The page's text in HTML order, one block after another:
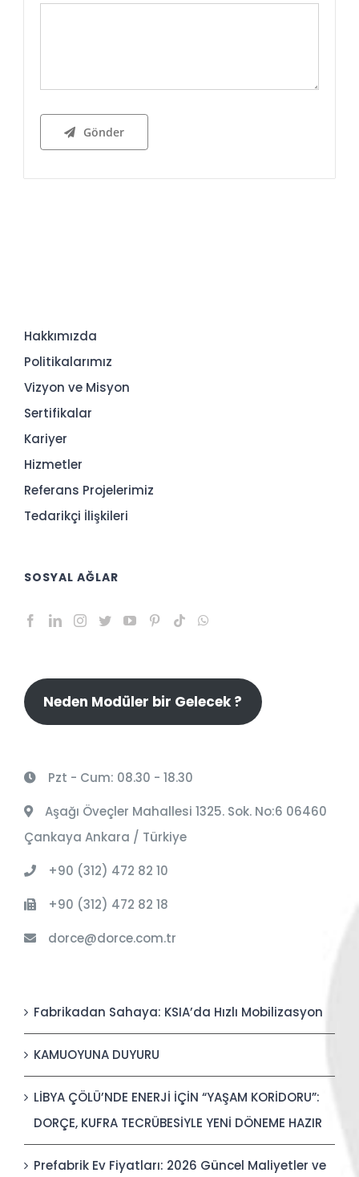
Gönder
Hakkımızda
Politikalarımız
Vizyon ve Misyon
Sertifikalar
Kariyer
Hizmetler
Referans Projelerimiz
Tedarikçi İlişkileri
SOSYAL AĞLAR
Neden Modüler bir Gelecek ?
Pzt - Cum: 08.30 - 18.30
Aşağı Öveçler Mahallesi 1325. Sok. No:6 06460
Çankaya Ankara / Türkiye
+90 (312) 472 82 10
+90 (312) 472 82 18
dorce@dorce.com.tr
Fabrikadan Sahaya: KSIA’da Hızlı Mobilizasyon
KAMUOYUNA DUYURU
LİBYA ÇÖLÜ’NDE ENERJİ İÇİN “YAŞAM KORİDORU”:
DORÇE, KUFRA TECRÜBESİYLE YENİ DÖNEME HAZIR
Prefabrik Ev Fiyatları: 2026 Güncel Maliyetler ve